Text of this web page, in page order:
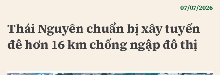
07/07/2026
Thái Nguyên chuẩn bị xây tuyến
đê hơn 16 km chống ngập đô thị